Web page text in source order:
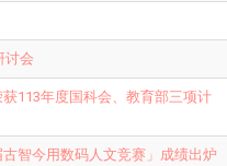
讨会
113年度国科会、教育部三项计
古智今用数码人文竞赛 」成绩出炉